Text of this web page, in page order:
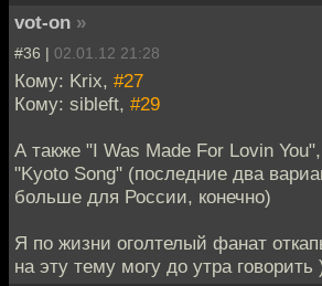
vot-on »
#36 | 02.01.12 21:28
Кому: Krix, #27
Кому: sibleft, #29
А также "I Was Made For Lovin
"Kyoto Song" (последние два
больше для России, конечно)
Я по жизни оголтелый фанат
на эту тему могу до утра говорить